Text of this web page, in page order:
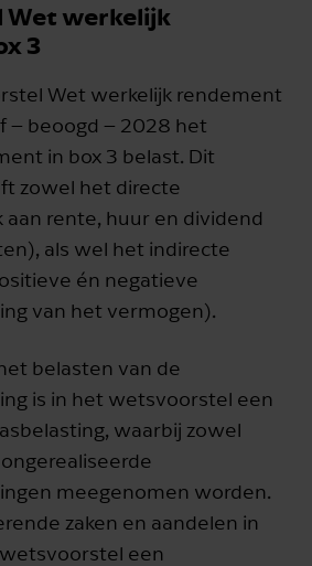
werkelijk
3
Wet werkelijk rendement
– beoogd – 2028 het
in box 3 belast. Dit
zowel het directe
rente, huur en dividend
als wel het indirecte
én negatieve
van het vermogen).
belasten van de
is in het wetsvoorstel een
waarbij zowel
meegenomen worden.
zaken en aandelen in
een